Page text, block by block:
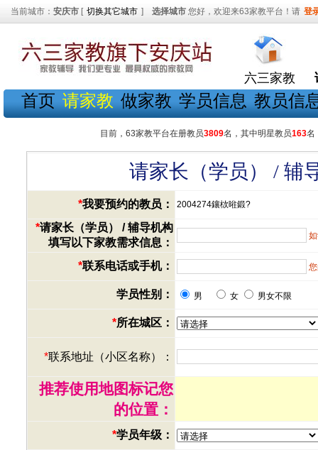
当前城市： 安庆市 [ 切换其它城市 ] 选择城市 您好，欢迎来63家教平台！请 登
六三家教
首页 请家教 做家教 学员信息 教员信
目前，63家教平台在册教员3809名，其中明星教员163名
请家长（学员） / 辅
*我要预约的教员： 2004274鑲栨暀鍛?
*请家长（学员） / 辅导机构
填写以下家教需求信息：
*联系电话或手机：
学员性别： 男 女 男女不限
*所在城区：
*联系地址（小区名称）：
推荐使用地图标记您
的位置：
*学员年级：